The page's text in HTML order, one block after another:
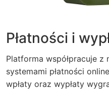
Płatności i
Platforma współpracuje z
systemami płatności
wpłaty oraz wypłaty